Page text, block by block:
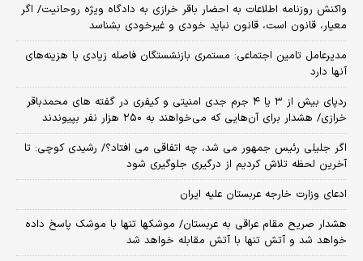
واکنش روزنامه اطلاعات به احضار باقر خرازی به دادگاه ویژه روحانیت/ اگر
معیار، قانون است، قانون نباید خودی و غیرخودی بشناسد
مدیرعامل تامین اجتماعی: مستمری بازنشستگان فاصله زیادی با هزینه‌های
آنها دارد
ردپای بیش از ۳ یا ۴ جرم جدی امنیتی و کیفری در گفته های محمدباقر
خرازی/ هشدار برای آن‌هایی که می‌خواهند به ۲۵۰ هزار نفر بپیوندند
اگر جلیلی رئیس جمهور می شد، چه اتفاقی می افتاد؟/ رشیدی کوچی: تا
آخرین لحظه تلاش کردیم از درگیری جلوگیری شود
ادعای وزارت خارجه عربستان علیه ایران
هشدار صریح مقام عراقی به عربستان/ موشکها تنها با موشک پاسخ داده
خواهد شد و آتش تنها با آتش مقابله خواهد شد